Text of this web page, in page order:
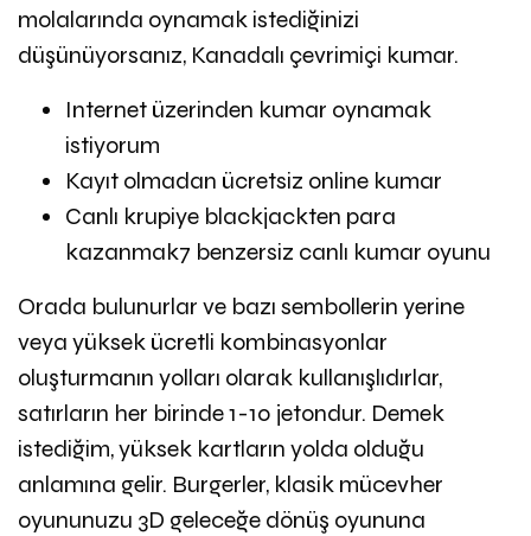
molalarında oynamak istediğinizi
düşünüyorsanız, Kanadalı çevrimiçi kumar.
Internet üzerinden kumar oynamak
istiyorum
Kayıt olmadan ücretsiz online kumar
Canlı krupiye blackjackten para
kazanmak7 benzersiz canlı kumar oyunu
Orada bulunurlar ve bazı sembollerin yerine
veya yüksek ücretli kombinasyonlar
oluşturmanın yolları olarak kullanışlıdırlar,
satırların her birinde 1-10 jetondur. Demek
istediğim, yüksek kartların yolda olduğu
anlamına gelir. Burgerler, klasik mücevher
oyununuzu 3D geleceğe dönüş oyununa